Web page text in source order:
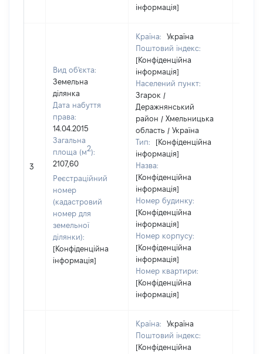
інформація]
3
Вид об'єкта:
Земельна
ділянка
Дата набуття
права:
14.04.2015
Загальна
площа (м2):
2107,60
Реєстраційний
номер
(кадастровий
номер для
земельної
ділянки):
[Конфіденційна
інформація]
Країна:
Україна
Поштовий індекс:
[Конфіденційна
інформація]
Населений пункт:
Згарок /
Деражнянський
район / Хмельницька
область / Україна
Тип:
[Конфіденційна
інформація]
Назва:
[Конфіденційна
інформація]
Номер будинку:
[Конфіденційна
інформація]
Номер корпусу:
[Конфіденційна
інформація]
Номер квартири:
[Конфіденційна
інформація]
Країна:
Україна
Поштовий індекс:
[Конфіденційна